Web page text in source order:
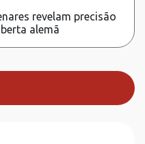
revelam precisão
alemã